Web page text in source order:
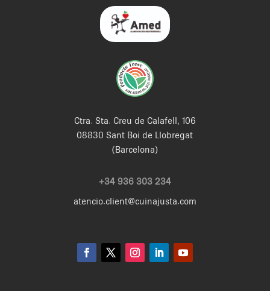
Ctra. Sta. Creu de Calafell, 106
08830 Sant Boi de Llobregat
(Barcelona)
+34 936 303 234
atencio.client@cuinajusta.com